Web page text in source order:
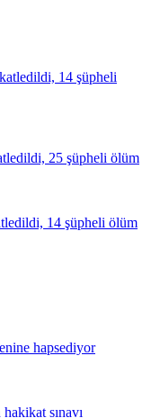
14 şüpheli
25 şüpheli ölüm
14 şüpheli ölüm
hapsediyor
sınavı